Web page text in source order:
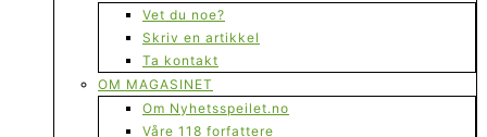
Vet du noe?
Skriv en artikkel
Ta kontakt
OM MAGASINET
Om Nyhetsspeilet.no
Våre 118 forfattere